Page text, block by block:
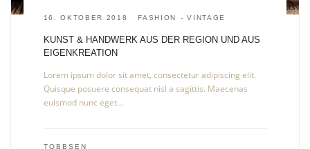
16. OKTOBER 2018 FASHION VINTAGE
KUNST & HANDWERK AUS DER REGION UND AUS
EIGENKREATION
Lorem ipsum dolor sit amet, consectetur adipiscing elit.
Quisque posuere consequat nisl a sagittis. Maecenas
euismod nunc eget…
TOBBSEN